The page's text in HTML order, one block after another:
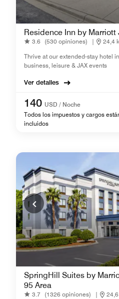
Residence Inn by
3.6 (530 opiniones) |
24,4
Thrive at our extended-stay hotel
business, leisure & JAX events
Ver detalles
140 USD / Noche
Todos los impuestos y cargos
incluidos
SpringHill Suites by
95 Area
3.7 (1326 opiniones) |